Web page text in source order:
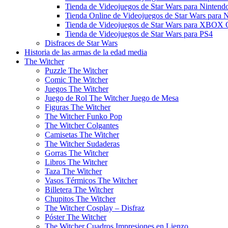
Tienda de Videojuegos de Star Wars para
Tienda Online de Videojuegos de Star Wars para
Tienda de Videojuegos de Star Wars para XBOX
Tienda de Videojuegos de Star Wars para PS4
Disfraces de Star Wars
Historia de las armas de la edad media
The Witcher
Puzzle The Witcher
Comic The Witcher
Juegos The Witcher
Juego de Rol The Witcher Juego de Mesa
Figuras The Witcher
The Witcher Funko Pop
The Witcher Colgantes
Camisetas The Witcher
The Witcher Sudaderas
Gorras The Witcher
Libros The Witcher
Taza The Witcher
Vasos Térmicos The Witcher
Billetera The Witcher
Chupitos The Witcher
The Witcher Cosplay – Disfraz
Póster The Witcher
The Witcher Cuadros Impresiones en Lienzo